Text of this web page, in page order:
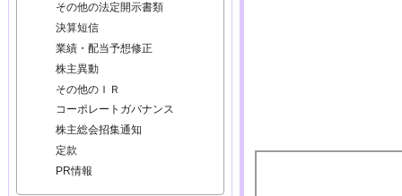
その他の法定開示書類
決算短信
業績・配当予想修正
株主異動
その他のＩＲ
コーポレートガバナンス
株主総会招集通知
定款
PR情報